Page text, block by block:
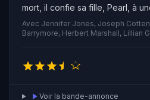
mort, il confie sa fille, Pearl, à
nommée Laura Belle McCanles,
ses deux fils dans un ranch au
soit chaleureusement accueillie
Belle, son père adoptif n'est
Jesse, le fils aîné, s'éprend de
son frère Lewt, charmeur
Avec Jennifer Jones, Joseph
Barrymore, Herbert Marshall, Lillian
Voir la bande-annonce